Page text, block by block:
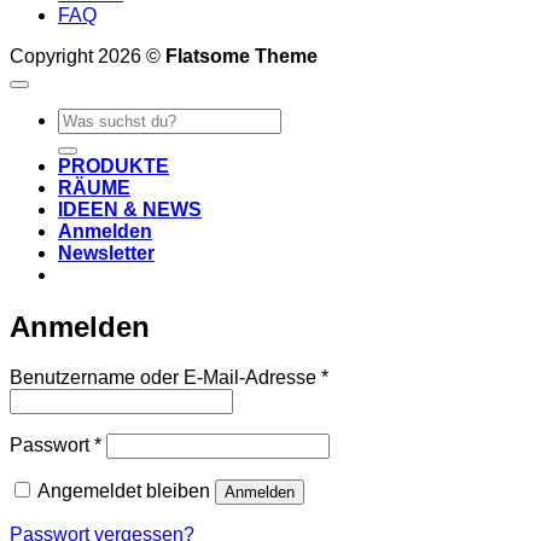
FAQ
Copyright 2026 © Flatsome Theme
Suche
nach:
PRODUKTE
RÄUME
IDEEN & NEWS
Anmelden
Newsletter
Anmelden
Benutzername oder E-Mail-Adresse *Erforderlich
Passwort*Erforderlich
Angemeldet bleiben Anmelden
Passwort vergessen?